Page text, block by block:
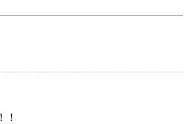
！